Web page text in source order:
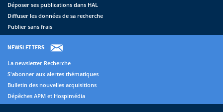
Déposer ses publications dans HAL
Diffuser les données de sa recherche
Publier sans frais
NEWSLETTERS
La newsletter Recherche
S'abonner aux alertes thématiques
Bulletin des nouvelles acquisitions
Dépêches APM et Hospimédia